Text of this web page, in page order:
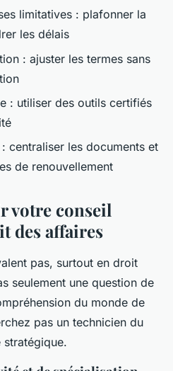
limitatives : plafonner la
les délais
: ajuster les termes sans
: utiliser des outils certifiés
centraliser les documents et
de renouvellement
votre conseil
des affaires
pas, surtout en droit
seulement une question de
du monde de
pas un technicien du